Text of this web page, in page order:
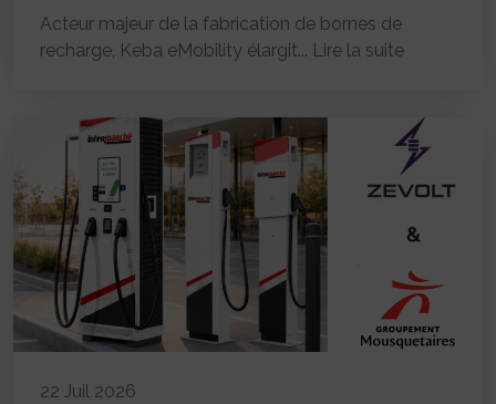
Acteur majeur de la fabrication de bornes de
recharge, Keba eMobility élargit... Lire la suite
22 Juil 2026